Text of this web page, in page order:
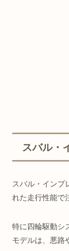
スバル・
スバル・インプ
れた走行性能で
特に四輪駆動シ
モデルは、悪路